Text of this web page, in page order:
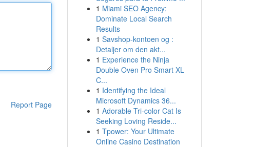
Report Page
1 Miami SEO Agency:
Dominate Local Search
Results
1 Savshop-kontoen og :
Detaljer om den akt...
1 Experience the Ninja
Double Oven Pro Smart XL
C...
1 Identifying the Ideal
Microsoft Dynamics 36...
1 Adorable Tri-color Cat Is
Seeking Loving Reside...
1 Tpower: Your Ultimate
Online Casino Destination